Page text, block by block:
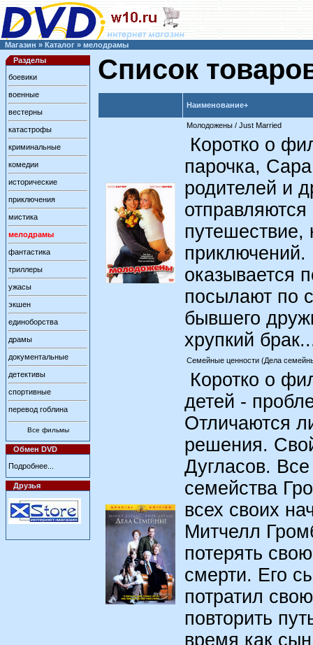
Магазин » Каталог » мелодрамы
Разделы
боевики
военные
вестерны
катастрофы
криминальные
комедии
исторические
приключения
мистика
мелодрамы
фантастика
триллеры
ужасы
экшен
единоборства
драмы
документальные
детективы
спортивные
перевод гоблина
Все фильмы
Обмен DVD
Подробнее...
Друзья
Список
Наименование+
Молодожены / Just Married
Коротко о
парочка,
родителей и
путешествие,
оказывается
посылают по
бывшего
хрупкий
Семейные ценности (Дела
Коротко о
детей -
Отличаются
решения.
Дугласов.
семейства
всех своих
Митчелл
потерять
смерти. Его
потратил
повторить
время как